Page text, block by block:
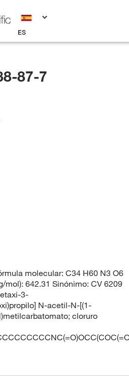
ES
87-7
molecular: C34 H60 N3 O6
mol): 642.31 Sinónimo: CV 6209
3-
N-acetil-N-[(1-
cloruro